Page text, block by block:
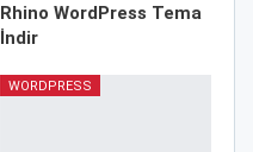
Rhino WordPress Tema
İndir
WORDPRESS